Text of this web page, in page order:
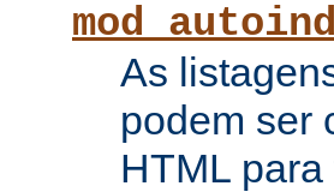
As
podem ser
HTML